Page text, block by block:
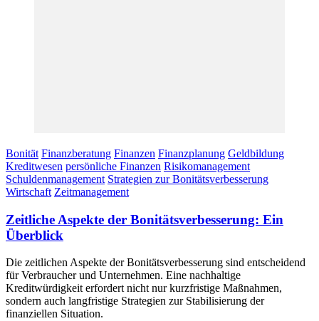
Bonität Finanzberatung Finanzen Finanzplanung Geldbildung
Kreditwesen persönliche Finanzen Risikomanagement
Schuldenmanagement Strategien zur Bonitätsverbesserung
Wirtschaft Zeitmanagement
Zeitliche Aspekte der Bonitätsverbesserung: Ein
Überblick
Die zeitlichen Aspekte der Bonitätsverbesserung sind entscheidend
für Verbraucher und Unternehmen. Eine nachhaltige
Kreditwürdigkeit erfordert nicht nur kurzfristige Maßnahmen,
sondern auch langfristige Strategien zur Stabilisierung der
finanziellen Situation.